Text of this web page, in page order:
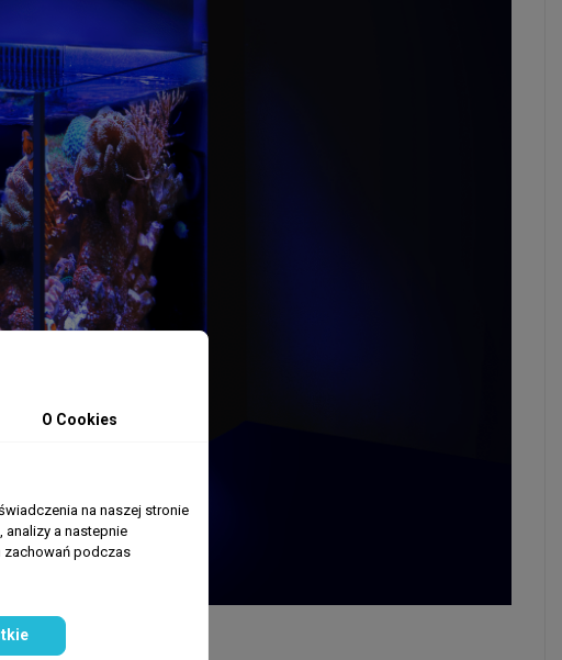
O Cookies
na naszej stronie
analizy a nastepnie
zachowań podczas